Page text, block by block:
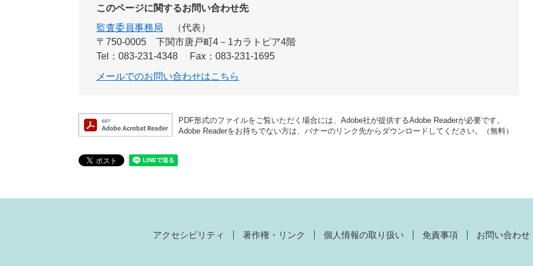
このページに関するお問い合わせ先
監査委員事務局
代表
〒750-0005
下関市唐戸町4－1カラトピア4階
Tel：083-231-4348
Fax：083-231-1695
メールでのお問い合わせはこちら
PDF形式のファイルをご覧いただく場合には、Adobe社が提供するAdobe Readerが必要です。
Adobe Readerをお持ちでない方は、バナーのリンク先からダウンロードしてください。（無料）
アクセシビリティ 著作権・リンク 個人情報の取り扱い 免責事項 お問い合わせ